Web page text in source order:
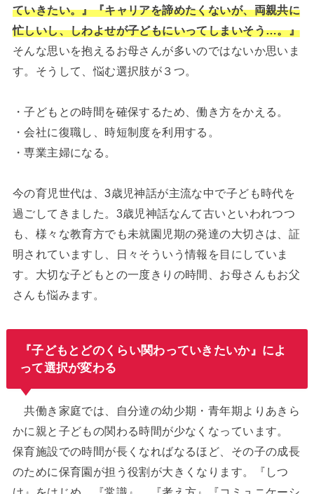
ていきたい。』『キャリアを諦めたくないが、両親共に
忙しいし、しわよせが子どもにいってしまいそう…。』
そんな思いを抱えるお母さんが多いのではないか思いま
す。そうして、悩む選択肢が３つ。
・子どもとの時間を確保するため、働き方をかえる。
・会社に復職し、時短制度を利用する。
・専業主婦になる。
今の育児世代は、3歳児神話が主流な中で子ども時代を
過ごしてきました。3歳児神話なんて古いといわれつつ
も、様々な教育方でも未就園児期の発達の大切さは、証
明されていますし、日々そういう情報を目にしていま
す。大切な子どもとの一度きりの時間、お母さんもお父
さんも悩みます。
『子どもとどのくらい関わっていきたいか』によ
って選択が変わる
共働き家庭では、自分達の幼少期・青年期よりあきら
かに親と子どもの関わる時間が少なくなっています。
保育施設での時間が長くなればなるほど、その子の成長
のために保育園が担う役割が大きくなります。『しつ